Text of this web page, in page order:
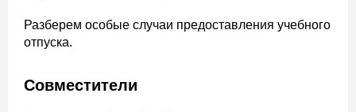
Разберем особые случаи предоставления учебного
отпуска.
Совместители